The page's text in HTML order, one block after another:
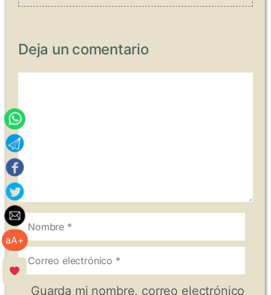
aA+
Deja un comentario
Nombre
Correo
electrónico
Guarda mi nombre, correo electrónico